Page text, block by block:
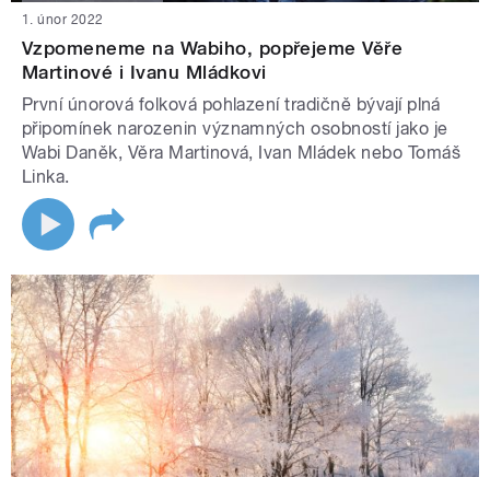
1. únor 2022
Vzpomeneme na Wabiho, popřejeme Věře
Martinové i Ivanu Mládkovi
První únorová folková pohlazení tradičně bývají plná
připomínek narozenin významných osobností jako je
Wabi Daněk, Věra Martinová, Ivan Mládek nebo Tomáš
Linka.